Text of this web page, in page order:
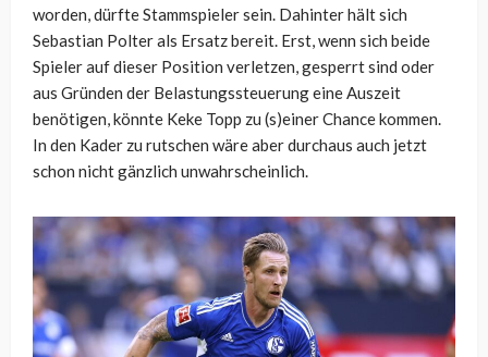
worden, dürfte Stammspieler sein. Dahinter hält sich
Sebastian Polter als Ersatz bereit. Erst, wenn sich beide
Spieler auf dieser Position verletzen, gesperrt sind oder
aus Gründen der Belastungssteuerung eine Auszeit
benötigen, könnte Keke Topp zu (s)einer Chance kommen.
In den Kader zu rutschen wäre aber durchaus auch jetzt
schon nicht gänzlich unwahrscheinlich.